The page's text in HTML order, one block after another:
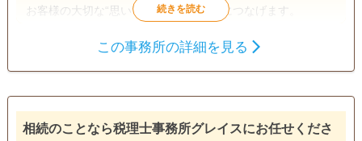
お客様の大切な“思い” も “幸せな明日” につなげます。
電話相談可 訪問可 女性スタッフ対応可 土日相談可
初回相談無料 18時以降相談可 オンライン面談可
この事務所の詳細を見る
相続のことなら税理士事務所グレイスにお任せくださ